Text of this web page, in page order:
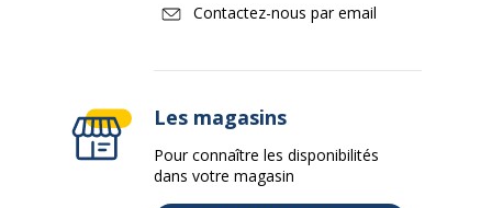
Contactez-nous par email
Les magasins
Pour connaître les disponibilités
dans votre magasin